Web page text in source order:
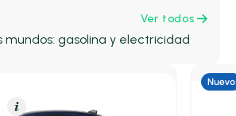
Ver todos
mundos: gasolina y electricidad